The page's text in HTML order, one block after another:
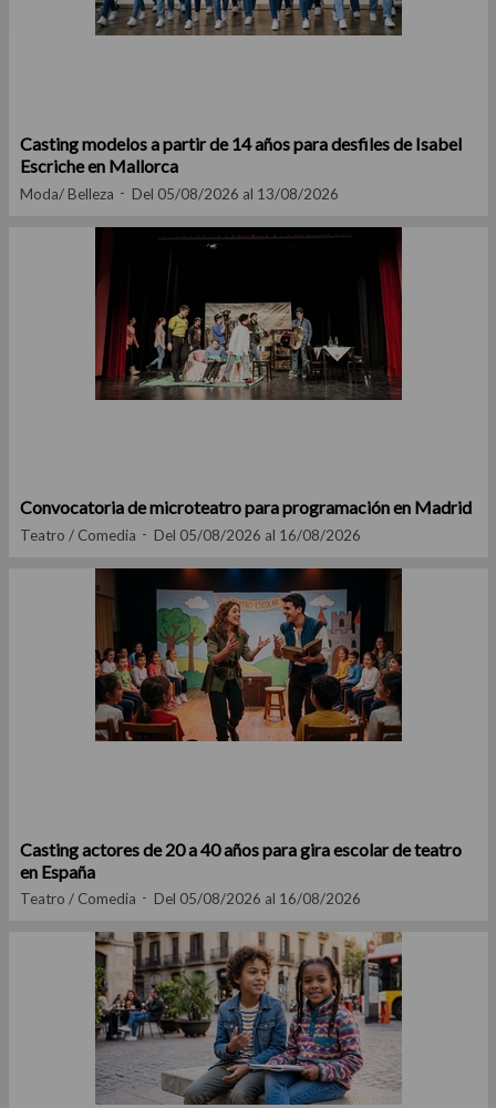
Casting modelos a partir de 14 años para desfiles de Isabel
Escriche en Mallorca
Moda/ Belleza Del 05/08/2026 al 13/08/2026
Convocatoria de microteatro para programación en Madrid
Teatro / Comedia Del 05/08/2026 al 16/08/2026
Casting actores de 20 a 40 años para gira escolar de teatro
en España
Teatro / Comedia Del 05/08/2026 al 16/08/2026